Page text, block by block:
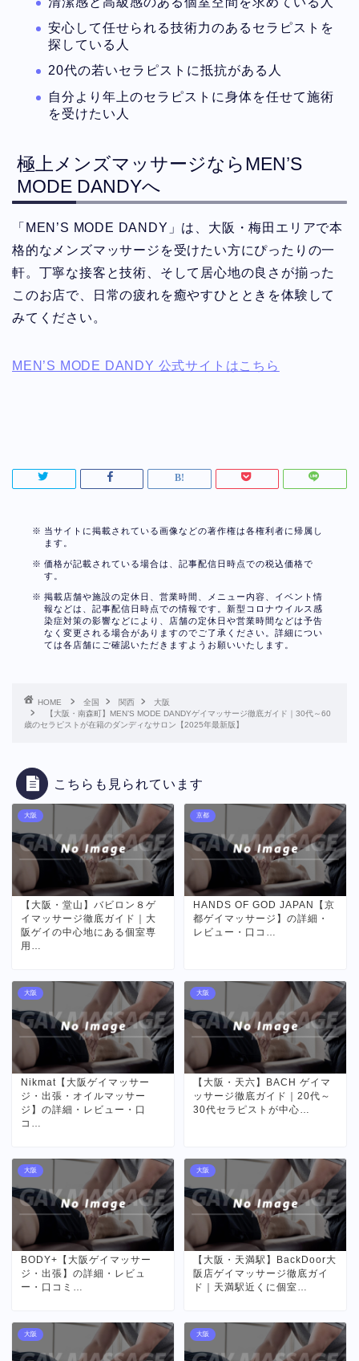
安心して任せられる技術力のあるセラピストを
探している人
20代の若いセラピストに抵抗がある人
自分より年上のセラピストに身体を任せて施術
を受けたい人
極上メンズマッサージならMEN’S
MODE DANDYへ
「MEN’S MODE DANDY」は、大阪・梅田エリアで本
格的なメンズマッサージを受けたい方にぴったりの一
軒。丁寧な接客と技術、そして居心地の良さが揃った
このお店で、日常の疲れを癒やすひとときを体験して
みてください。
MEN’S MODE DANDY 公式サイトはこちら
当サイトに掲載されている画像などの著作権は各権利者に帰属し
ます。
価格が記載されている場合は、記事配信日時点での税込価格で
す。
掲載店舗や施設の定休日、営業時間、メニュー内容、イベント情
報などは、記事配信日時点での情報です。新型コロナウイルス感
染症対策の影響などにより、店舗の定休日や営業時間などは予告
なく変更される場合がありますのでご了承ください。詳細につい
ては各店舗にご確認いただきますようお願いいたします。
HOME 全国 関西
大阪
【大阪・南森町】MEN’S MODE DANDYゲイマッサージ徹底ガイド｜30代～60
歳のセラピストが在籍のダンディなサロン【2025年最新版】
こちらも見られています
大阪
【大阪・堂山】バビロン８ゲ
イマッサージ徹底ガイド｜大
阪ゲイの中心地にある個室専
用…
京都
HANDS OF GOD JAPAN【京
都ゲイマッサージ】の詳細・
レビュー・口コ…
大阪
Nikmat【大阪ゲイマッサー
ジ・出張・オイルマッサー
ジ】の詳細・レビュー・口
コ…
大阪
【大阪・天六】BACH ゲイマ
ッサージ徹底ガイド｜20代～
30代セラピストが中心…
大阪
BODY+【大阪ゲイマッサー
ジ・出張】の詳細・レビュ
ー・口コミ…
大阪
【大阪・天満駅】BackDoor大
阪店ゲイマッサージ徹底ガイ
ド｜天満駅近くに個室…
大阪 大阪